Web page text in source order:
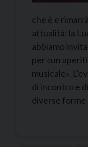
che è e
attualità: la
abbiamo
per «un
musicale».
di incontro e
diverse forme